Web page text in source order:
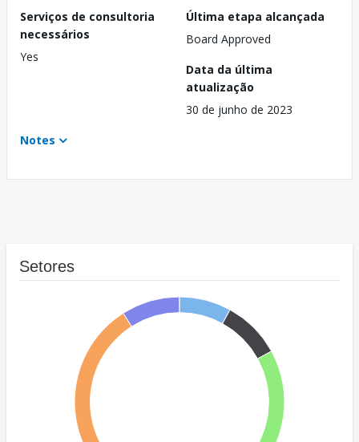
Serviços de consultoria
necessários
Yes
Última etapa alcançada
Board Approved
Data da última
atualização
30 de junho de 2023
Notes
Setores